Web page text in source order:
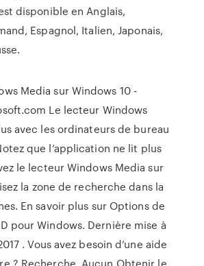
disponible en Anglais,
Espagnol, Italien, Japonais,
Media sur Windows 10 -
Le lecteur Windows
avec les ordinateurs de bureau
que l’application ne lit plus
le lecteur Windows Media sur
la zone de recherche dans la
En savoir plus sur Options de
pour Windows. Dernière mise à
. Vous avez besoin d’une aide
? Recherche. Aucun Obtenir le